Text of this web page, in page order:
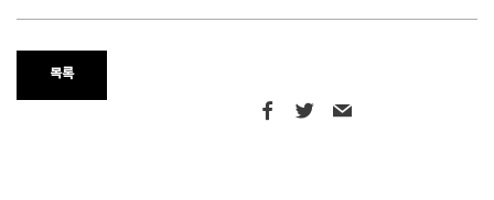
목록